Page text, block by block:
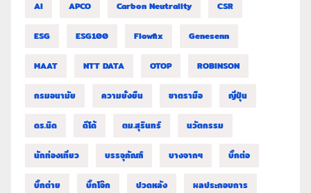
AI APCO Carbon Neutrality CSR
ESG ESG100 Flowfix Genesenn
MAAT NTT DATA OTOP ROBINSON
กรมอนามัย ความยั่งยืน ชาตรามือ ญี่ปุ่น
ดร.นิด ดีโด้ ตม.สุรินทร์ นวัตกรรม
นักท่องเที่ยว บรรจุภัณฑ์ บางจากฯ บิ๊กต่อ
บิ๊กต่าย บิ๊กโจ๊ก ปวดหลัง ผลประกอบการ